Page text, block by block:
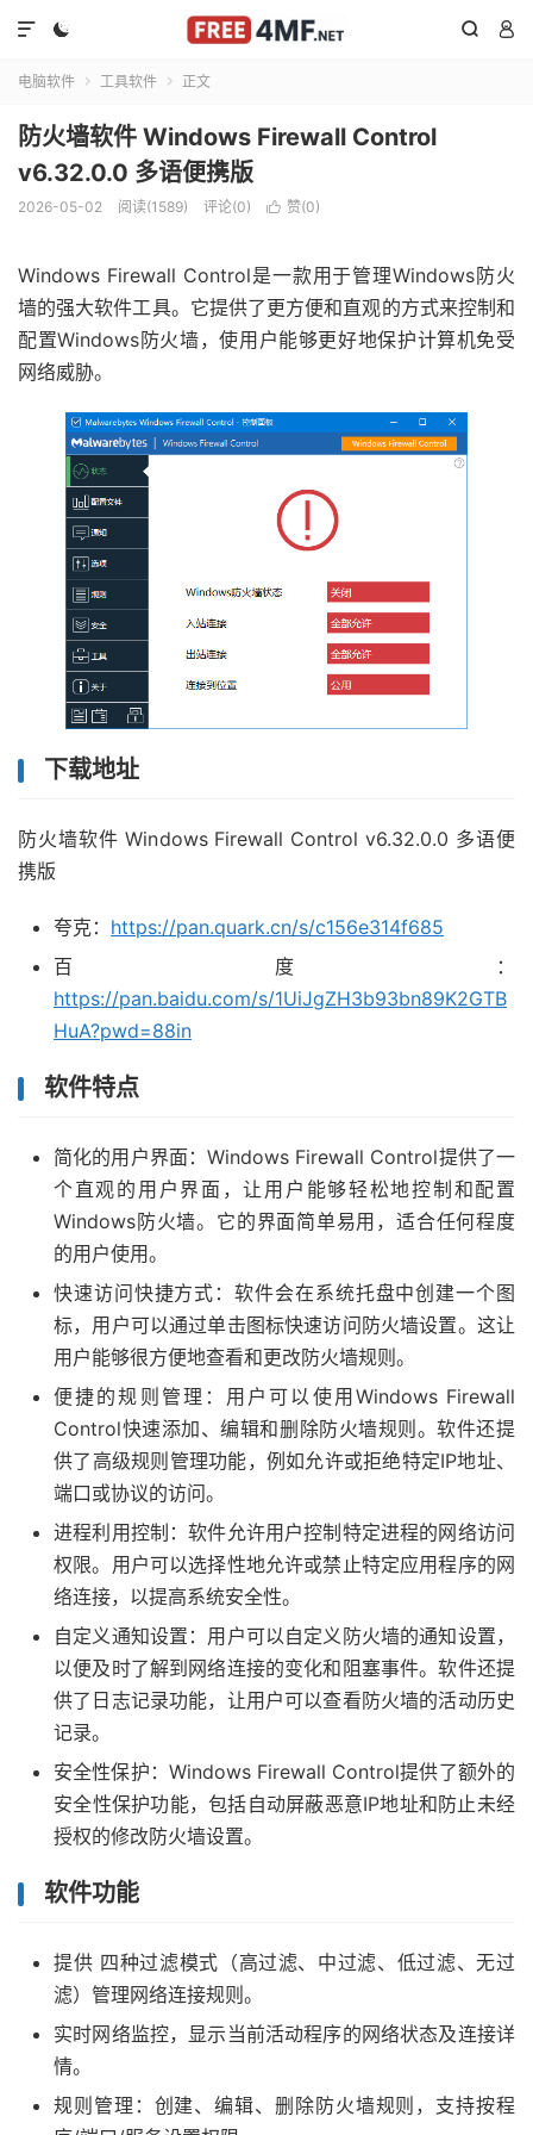
  

电脑软件  工具软件  正文
防火墙软件 Windows Firewall Control
v6.32.0.0 多语便携版
2026-05-02 阅读(1589) 评论(0)  赞(0)
Windows Firewall Control是一款用于管理Windows防火
墙的强大软件工具。它提供了更方便和直观的方式来控制和
配置Windows防火墙，使用户能够更好地保护计算机免受
网络威胁。
下载地址
防火墙软件 Windows Firewall Control v6.32.0.0 多语便
携版
夸克： https://pan.quark.cn/s/c156e314f685
百度：
https://pan.baidu.com/s/1UiJgZH3b93bn89K2GTB
HuA?pwd=88in
软件特点
简化的用户界面：Windows Firewall Control提供了一
个直观的用户界面，让用户能够轻松地控制和配置
Windows防火墙。它的界面简单易用，适合任何程度
的用户使用。
快速访问快捷方式：软件会在系统托盘中创建一个图
标，用户可以通过单击图标快速访问防火墙设置。这让
用户能够很方便地查看和更改防火墙规则。
便捷的规则管理：用户可以使用Windows Firewall
Control快速添加、编辑和删除防火墙规则。软件还提
供了高级规则管理功能，例如允许或拒绝特定IP地址、
端口或协议的访问。
进程利用控制：软件允许用户控制特定进程的网络访问
权限。用户可以选择性地允许或禁止特定应用程序的网
络连接，以提高系统安全性。
自定义通知设置：用户可以自定义防火墙的通知设置，
以便及时了解到网络连接的变化和阻塞事件。软件还提
供了日志记录功能，让用户可以查看防火墙的活动历史
记录。
安全性保护：Windows Firewall Control提供了额外的
安全性保护功能，包括自动屏蔽恶意IP地址和防止未经
授权的修改防火墙设置。
软件功能
提供 四种过滤模式（高过滤、中过滤、低过滤、无过
滤）管理网络连接规则。
实时网络监控，显示当前活动程序的网络状态及连接详
情。
规则管理：创建、编辑、删除防火墙规则，支持按程